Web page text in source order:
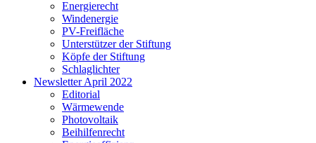
Energierecht
Windenergie
PV-Freifläche
Unterstützer der Stiftung
Köpfe der Stiftung
Schlaglichter
Newsletter April 2022
Editorial
Wärmewende
Photovoltaik
Beihilfenrecht